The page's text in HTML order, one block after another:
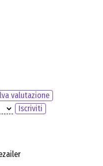
valutazione
Iscriviti